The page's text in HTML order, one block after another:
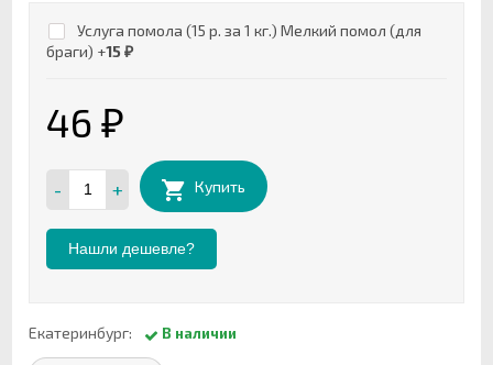
Услуга помола (15 р. за 1 кг.) Мелкий помол (для
браги) +15 ₽
46 ₽
- + Купить
Нашли дешевле?
Екатеринбург: В наличии